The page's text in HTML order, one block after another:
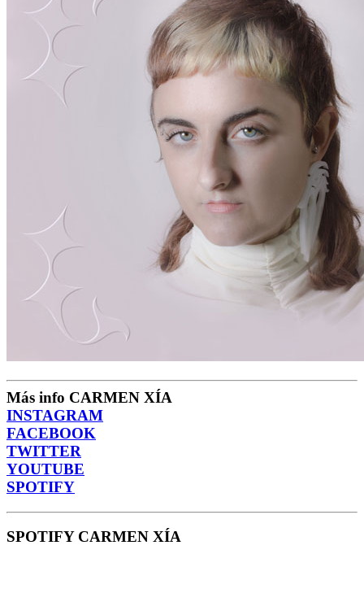
Más info CARMEN XÍA
INSTAGRAM
FACEBOOK
TWITTER
YOUTUBE
SPOTIFY
SPOTIFY CARMEN XÍA